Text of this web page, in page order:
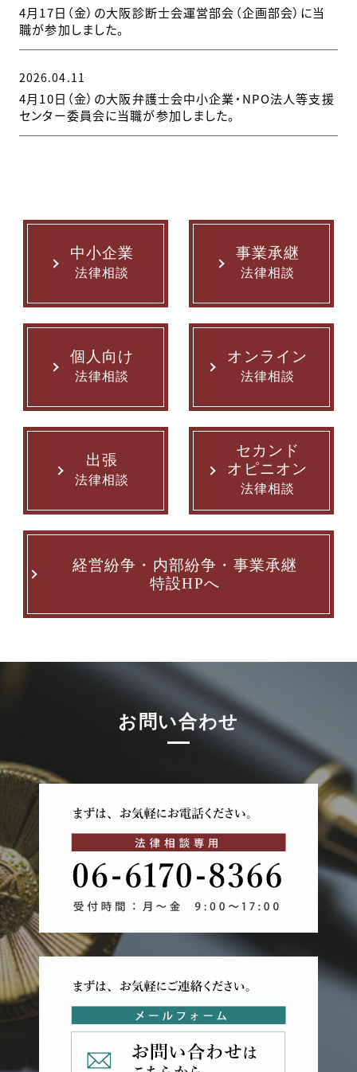
4月17日（金）の大阪診断士会運営部会（企画部会）に当
職が参加しました。
2026.04.11
4月10日（金）の大阪弁護士会中小企業・NPO法人等支援
センター委員会に当職が参加しました。
中小企業
法律相談
事業承継
法律相談
個人向け
法律相談
オンライン
法律相談
出張
法律相談
セカンド
オピニオン
法律相談
経営紛争・内部紛争・事業承継
特設HPへ
お問い合わせ